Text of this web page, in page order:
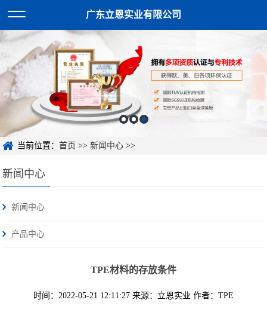
广东立恩实业有限公司
当前位置：首页 >>新闻中心 >>
新闻中心
新闻中心
产品中心
TPE材料的存放条件
时间：2022-05-21 12:11:27 来源：立恩实业 作者：TPE